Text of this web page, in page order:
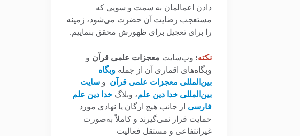
دادن اعمالمان به سمت و سویی که
مستعجب رضایت آن حضرت می‌شود، زمینه
را برای تعجیل برای ظهورش محقق بنماییم.
نکته: وب‌سایت معجزات علمی قرآن و
وبگاه‌های اقماری آن از جمله وبگاه
بین‌المللی معجزات علمی قرآن و سایت
بین‌المللی خدا دین علم، وبلاگ خدا دین علم
فارسی از جانب هیچ ارگان یا نهادی مورد
حمایت قرار نمی‌گیرند و کاملاً به‌صورت
غیرانتفاعی و مستقل فعالیت